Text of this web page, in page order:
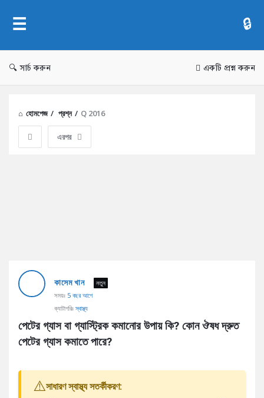
সার্চ করুন একটি প্রশ্ন করুন
হোমপেজ / প্রশ্ন / Q 2016
এরপর
AddaBuzz.net
Latest
কাসেম খান
নতুন
সময়ঃ 5 বছর আগে
ক্যাটাগরিঃ স্বাস্থ্য
পেটের গ্যাস বা গ্যাস্ট্রিক কমানোর উপায় কি? কোন ঔষধ দ্রুত
পেটের গ্যাস কমাতে পারে?
⚠️সাধারণ স্বাস্থ্য সতর্কীকরণ: